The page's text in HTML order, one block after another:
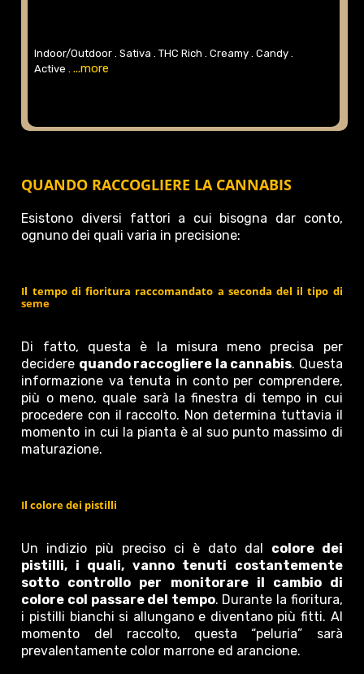
Indoor/Outdoor .Sativa .THC Rich .Creamy .Candy .
Active ....more
QUANDO RACCOGLIERE LA CANNABIS
Esistono diversi fattori a cui bisogna dar conto,
ognuno dei quali varia in precisione:
Il tempo di fioritura raccomandato a seconda del il tipo di
seme
Di fatto, questa è la misura meno precisa per
decidere quando raccogliere la cannabis. Questa
informazione va tenuta in conto per comprendere,
più o meno, quale sarà la finestra di tempo in cui
procedere con il raccolto. Non determina tuttavia il
momento in cui la pianta è al suo punto massimo di
maturazione.
Il colore dei pistilli
Un indizio più preciso ci è dato dal colore dei
pistilli, i quali, vanno tenuti costantemente
sotto controllo per monitorare il cambio di
colore col passare del tempo. Durante la fioritura,
i pistilli bianchi si allungano e diventano più fitti. Al
momento del raccolto, questa “peluria” sarà
prevalentamente color marrone ed arancione.